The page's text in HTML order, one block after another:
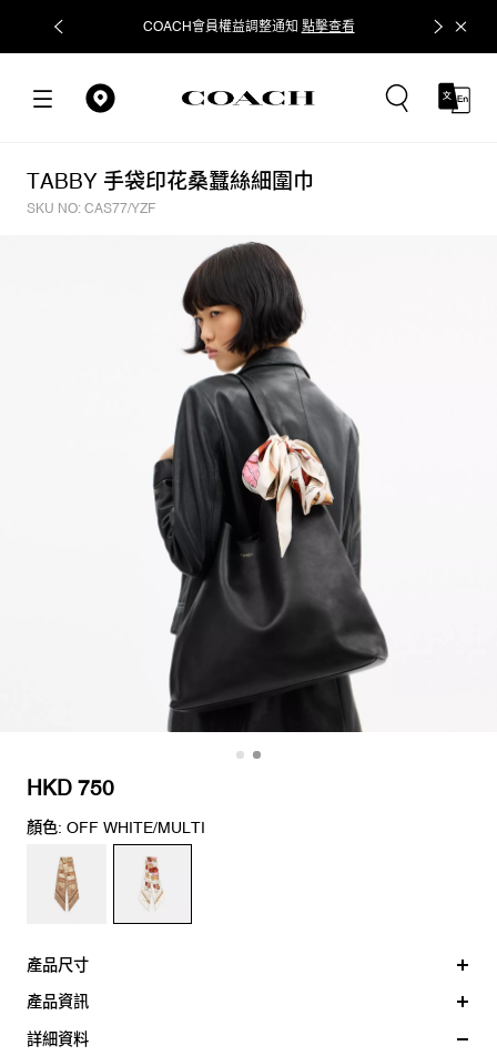
COACH會員權益調整通知 點擊查看 立即追蹤
TABBY 手袋印花桑蠶絲細圍巾
SKU NO: CAS77/YZF
HKD 750
顏色: OFF WHITE/MULTI
產品尺寸
產品資訊
詳細資料